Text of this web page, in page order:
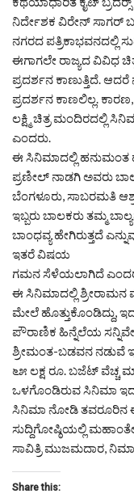
ನಿರ್ದೇಶಕ ವಿರೇನ್ ಸಾಗರ್
ನಗರದ ಪತ್ರಿಕಾಭವನದಲ್ಲಿ
ಈಗಾಗಲೇ ರಾಜ್ಯದ ವಿವಿಧ
ಪ್ರದರ್ಶನ ಕಾಣುತ್ತಿದೆ.
ಪ್ರದರ್ಶನ ಕಾಣಲಿಲ್ಲ.
ಲಕ್ಷ್ಮಿ ಚಿತ್ರ ಮಂದಿರದಲ್ಲಿ
ಎಂದರು.
ಈ ಸಿನಿಮಾದಲ್ಲಿ ಹನುಮಂತ
ಪ್ರಣೀಲ್ ನಾಡಗಿ ಅವರು
ಬೆಂಗಳೂರು, ಸಾಬರಮತಿ
ಇಬ್ಬರು ಬಾಲಕರು ತಮ್ಮ
ಬಾಂಧವ್ಯ ಹೇಗಿರುತ್ತದೆ
ಇತರೆ ವಿಷಯ
ಗಮನ ಸೆಳೆಯಲಾಗಿದೆ
ಈ ಸಿನಿಮಾದಲ್ಲಿ ಶ್ರೀರಾಮನ
ಮೇಲೆ ಹೊತ್ತುಕೊಂಡಿದ್ದು,
ಪೌರಾಣಿಕ ಹಿನ್ನೆಲೆಯ
ಶ್ರೀಮಂತ-ಬಡವನ ನಡುವೆ
೬೫ ಲಕ್ಷ ರೂ. ಬಜೆಟ್ ವೆಚ್ಚ
ಒಳಗೊಂಡಿರುವ ಸಿನಿಮಾ
ಸಿನಿಮಾ ನೋಡಿ ತವರೂರಿನ ಈ
ಸುದ್ದಿಗೋಷ್ಠಿಯಲ್ಲಿ
ಸಾವಿತ್ರಿ ಮುಜಮದಾರ,
Share this: